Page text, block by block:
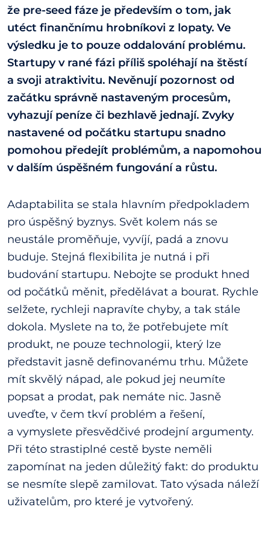
že pre-seed fáze je především o tom, jak
utéct finančnímu hrobníkovi z lopaty. Ve
výsledku je to pouze oddalování problému.
Startupy v rané fázi příliš spoléhají na štěstí
a svoji atraktivitu. Nevěnují pozornost od
začátku správně nastaveným procesům,
vyhazují peníze či bezhlavě jednají. Zvyky
nastavené od počátku startupu snadno
pomohou předejít problémům, a napomohou
v dalším úspěšném fungování a růstu.
Adaptabilita se stala hlavním předpokladem
pro úspěšný byznys. Svět kolem nás se
neustále proměňuje, vyvíjí, padá a znovu
buduje. Stejná flexibilita je nutná i při
budování startupu. Nebojte se produkt hned
od počátků měnit, předělávat a bourat. Rychle
selžete, rychleji napravíte chyby, a tak stále
dokola. Myslete na to, že potřebujete mít
produkt, ne pouze technologii, který lze
představit jasně definovanému trhu. Můžete
mít skvělý nápad, ale pokud jej neumíte
popsat a prodat, pak nemáte nic. Jasně
uveďte, v čem tkví problém a řešení,
a vymyslete přesvědčivé prodejní argumenty.
Při této strastiplné cestě byste neměli
zapomínat na jeden důležitý fakt: do produktu
se nesmíte slepě zamilovat. Tato výsada náleží
uživatelům, pro které je vytvořený.